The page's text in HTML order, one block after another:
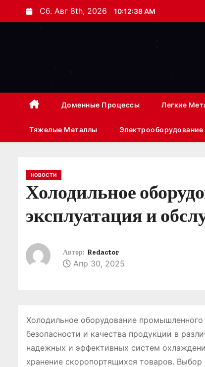
е
д
Сб. Авг 8th, 2026 10:12:39 AM
Доменные Процессы Легкие
Тяжелые Металлы Электрооборудование
НОВОСТИ
Холодильное
эксплуатация и
Автор: Redactor
Апр 30, 2025
Холодильное оборудование
безопасности и качества продукции в
надежных и эффективных систем
хранение скоропортящихся товаров.